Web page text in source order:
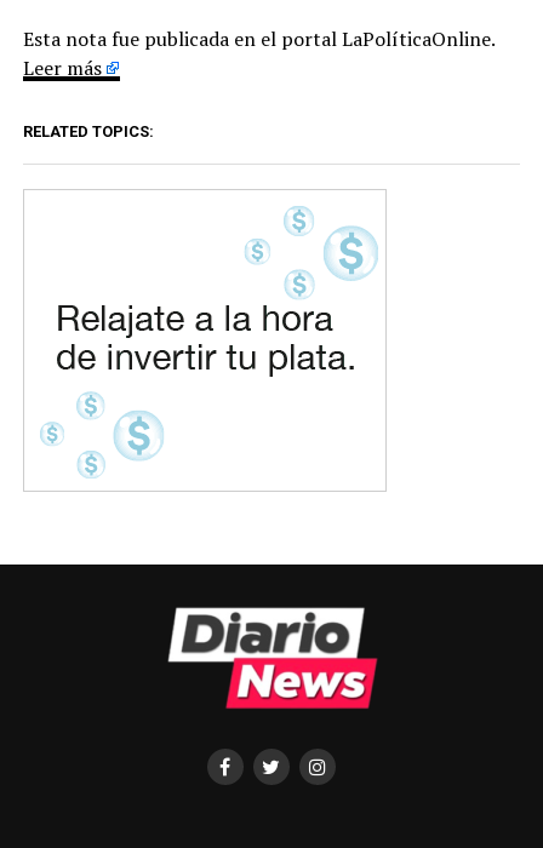
Esta nota fue publicada en el portal LaPolíticaOnline.
Leer más
RELATED TOPICS: